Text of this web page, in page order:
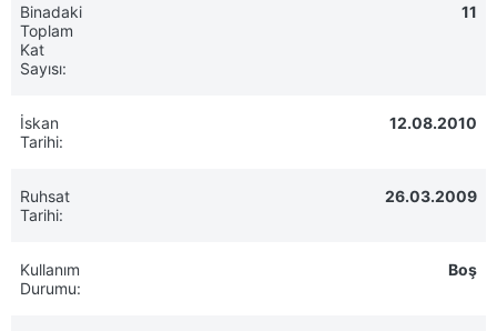
Binadaki
Toplam
Kat
Sayısı:
11
İskan
Tarihi:
12.08.2010
Ruhsat
Tarihi:
26.03.2009
Kullanım
Durumu:
Boş